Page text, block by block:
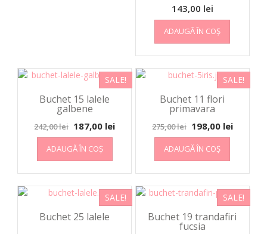
143,00 lei
ADAUGĂ ÎN COȘ
SALE!
Buchet 11 flori
primavara
275,00lei 198,00 lei
ADAUGĂ ÎN COȘ
SALE!
Buchet 15 lalele
galbene
242,00lei 187,00 lei
ADAUGĂ ÎN COȘ
SALE!
Buchet 19 trandafiri
fucsia
SALE!
Buchet 25 lalele